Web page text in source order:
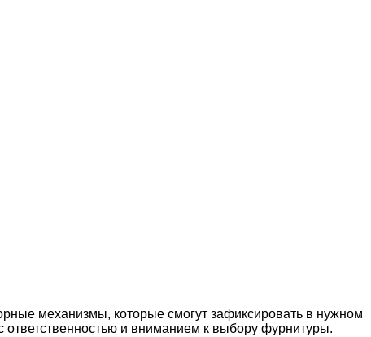
механизмы, которые смогут зафиксировать в нужном
ответственностью и вниманием к выбору фурнитуры.